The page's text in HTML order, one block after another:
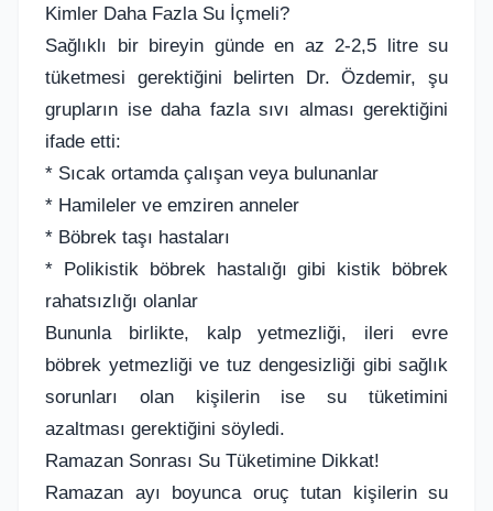
Kimler Daha Fazla Su İçmeli?
Sağlıklı bir bireyin günde en az 2-2,5 litre su
tüketmesi gerektiğini belirten Dr. Özdemir, şu
grupların ise daha fazla sıvı alması gerektiğini
ifade etti:
* Sıcak ortamda çalışan veya bulunanlar
* Hamileler ve emziren anneler
* Böbrek taşı hastaları
* Polikistik böbrek hastalığı gibi kistik böbrek
rahatsızlığı olanlar
Bununla birlikte, kalp yetmezliği, ileri evre
böbrek yetmezliği ve tuz dengesizliği gibi sağlık
sorunları olan kişilerin ise su tüketimini
azaltması gerektiğini söyledi.
Ramazan Sonrası Su Tüketimine Dikkat!
Ramazan ayı boyunca oruç tutan kişilerin su